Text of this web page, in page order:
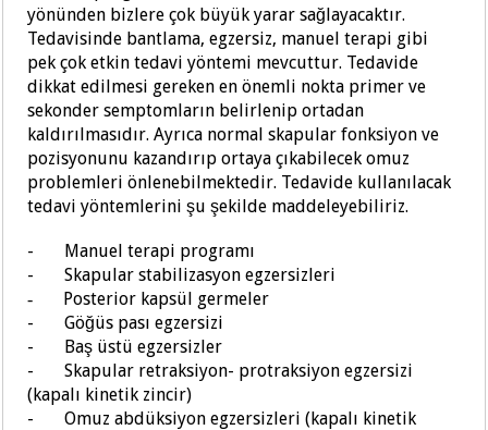
yönünden bizlere çok büyük yarar sağlayacaktır.
Tedavisinde bantlama, egzersiz, manuel terapi gibi
pek çok etkin tedavi yöntemi mevcuttur. Tedavide
dikkat edilmesi gereken en önemli nokta primer ve
sekonder semptomların belirlenip ortadan
kaldırılmasıdır. Ayrıca normal skapular fonksiyon ve
pozisyonunu kazandırıp ortaya çıkabilecek omuz
problemleri önlenebilmektedir. Tedavide kullanılacak
tedavi yöntemlerini şu şekilde maddeleyebiliriz.
-
Manuel terapi programı
-
Skapular stabilizasyon egzersizleri
- Posterior kapsül germeler
-
Göğüs pası egzersizi
-
Baş üstü egzersizler
-
Skapular retraksiyon- protraksiyon egzersizi
(kapalı kinetik zincir)
-
Omuz abdüksiyon egzersizleri (kapalı kinetik